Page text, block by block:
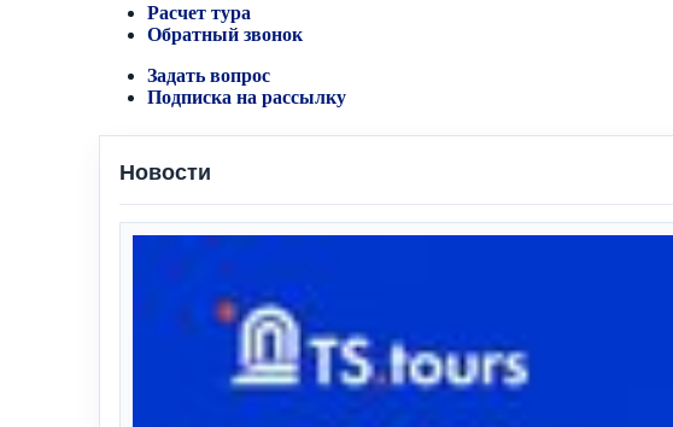
Расчет тура
Обратный звонок
Задать вопрос
Подписка на рассылку
Новости